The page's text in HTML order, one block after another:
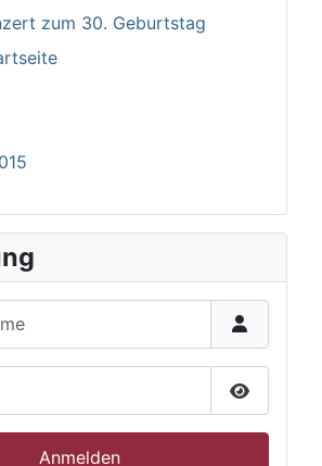
zum 30. Geburtstag
Passwort
Anmelden